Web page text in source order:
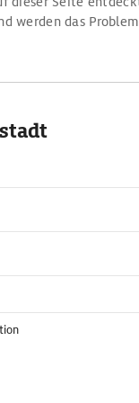
werden das